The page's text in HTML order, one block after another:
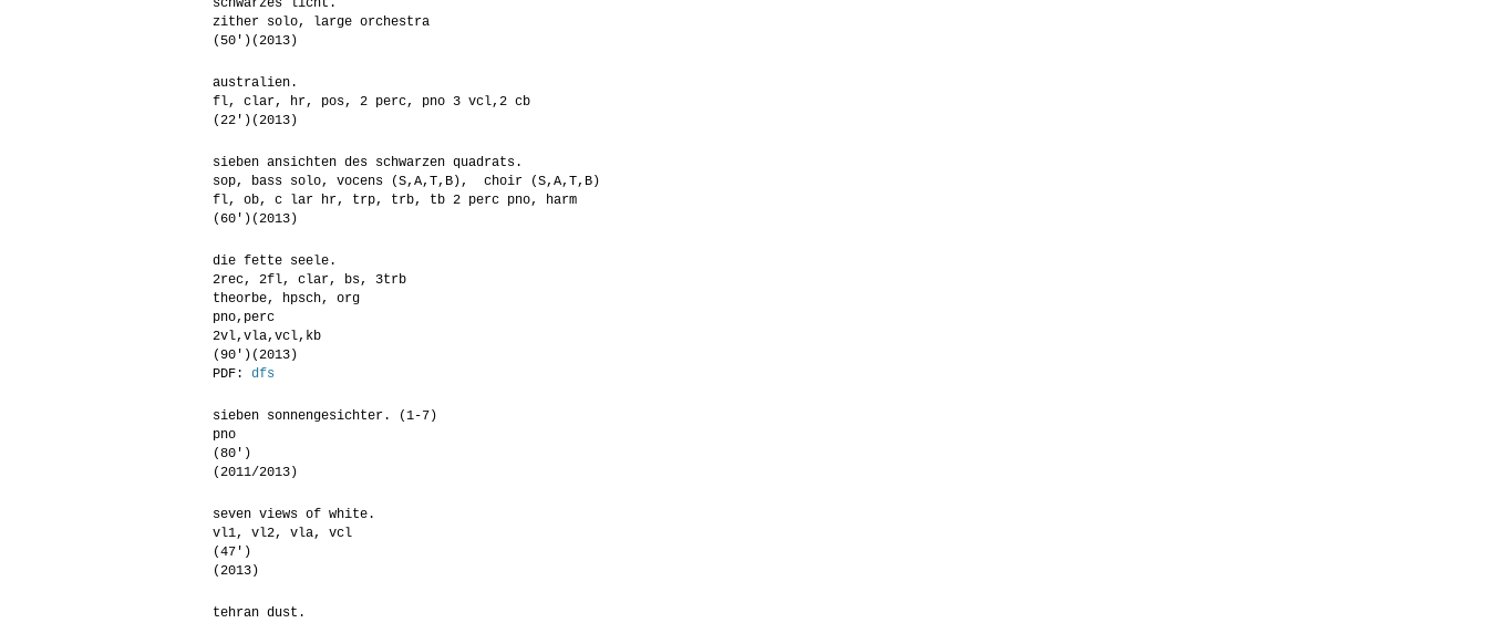
schwarzes licht.
zither solo, large orchestra
(50′)(2013)
australien.
fl, clar, hr, pos, 2 perc, pno 3 vcl,2 cb
(22′)(2013)
sieben ansichten des schwarzen quadrats.
sop, bass solo, vocens (S,A,T,B), choir (S,A,T,B)
fl, ob, c lar hr, trp, trb, tb 2 perc pno, harm
(60′)(2013)
die fette seele.
2rec, 2fl, clar, bs, 3trb
theorbe, hpsch, org
pno,perc
2vl,vla,vcl,kb
(90′)(2013)
PDF: dfs
sieben sonnengesichter. (1-7)
pno
(80′)
(2011/2013)
seven views of white.
vl1, vl2, vla, vcl
(47′)
(2013)
tehran dust.